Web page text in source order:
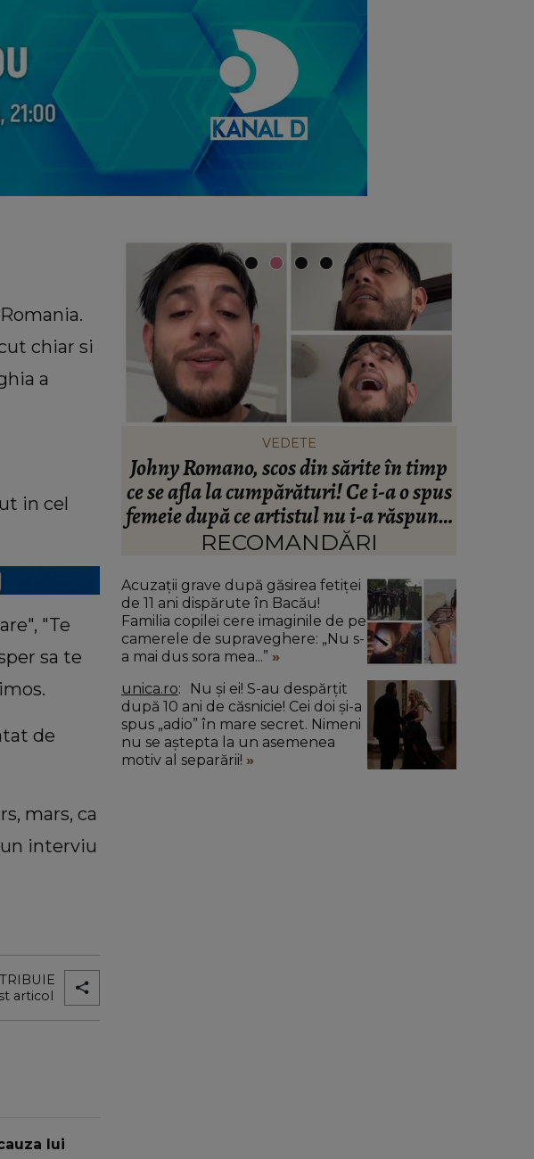
chiar si
a
in cel
"Te
sa te
de
mars, ca
interviu
articol
lui
Familia
de
dus sora
VEDETE
Johny Romano, scos din sărite în timp
ce se afla la cumpărături! Ce i-a o spus
femeie după ce artistul nu i-a răspuns:
“Nu bagi…”
RECOMANDĂRI
Acuzații grave după găsirea fetiței
de 11 ani dispărute în Bacău!
Familia copilei cere imaginile de pe
camerele de supraveghere: „Nu s-
a mai dus sora mea...”
unica.ro
după 10 ani de căsnicie! Cei doi și-a
spus „adio” în mare secret. Nimeni
nu se aștepta la un asemenea
motiv al separării!